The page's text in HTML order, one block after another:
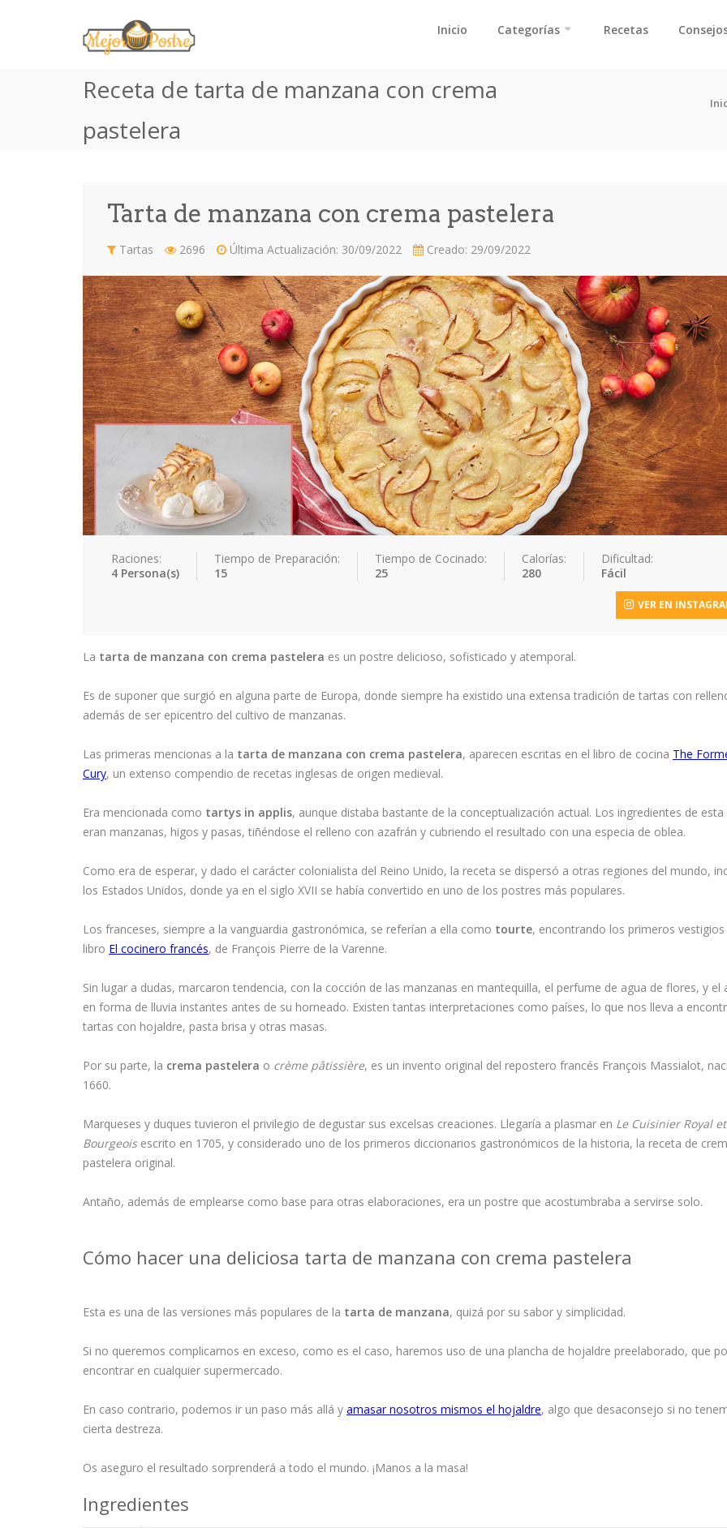
Inicio Categorías Recetas
Receta de tarta de manzana con crema
pastelera
Tarta de manzana con crema pastelera
Tartas 2696 Última Actualización: 30/09/2022 Creado: 29/09/2022
Raciones:
4 Persona(s)
Tiempo de Preparación:
15
Tiempo de Cocinado:
25
Calorías:
280
Dificultad:
Fácil
VER EN
La tarta de manzana con crema pastelera es un postre delicioso, sofisticado y atemporal.
Es de suponer que surgió en alguna parte de Europa, donde siempre ha existido una extensa tradición de tartas con
además de ser epicentro del cultivo de manzanas.
Las primeras mencionas a la tarta de manzana con crema pastelera, aparecen escritas en el libro de cocina The
Cury, un extenso compendio de recetas inglesas de origen medieval.
Era mencionada como tartys in applis, aunque distaba bastante de la conceptualización actual. Los ingredientes de esta
eran manzanas, higos y pasas, tiñéndose el relleno con azafrán y cubriendo el resultado con una especia de oblea.
Como era de esperar, y dado el carácter colonialista del Reino Unido, la receta se dispersó a otras regiones del mundo,
los Estados Unidos, donde ya en el siglo XVII se había convertido en uno de los postres más populares.
Los franceses, siempre a la vanguardia gastronómica, se referían a ella como tourte, encontrando los primeros vestigios
libro El cocinero francés, de François Pierre de la Varenne.
Sin lugar a dudas, marcaron tendencia, con la cocción de las manzanas en mantequilla, el perfume de agua de flores, y el
en forma de lluvia instantes antes de su horneado. Existen tantas interpretaciones como países, lo que nos lleva a
tartas con hojaldre, pasta brisa y otras masas.
Por su parte, la crema pastelera o crème pâtissière, es un invento original del repostero francés François Massialot,
1660.
Marqueses y duques tuvieron el privilegio de degustar sus excelsas creaciones. Llegaría a plasmar en Le Cuisinier Royal et
Bourgeoisescrito en 1705, y considerado uno de los primeros diccionarios gastronómicos de la historia, la receta de
pastelera original.
Antaño, además de emplearse como base para otras elaboraciones, era un postre que acostumbraba a servirse solo.
Cómo hacer una deliciosa tarta de manzana con crema pastelera
Esta es una de las versiones más populares de la tarta de manzana, quizá por su sabor y simplicidad.
Si no queremos complicarnos en exceso, como es el caso, haremos uso de una plancha de hojaldre preelaborado, que
encontrar en cualquier supermercado.
En caso contrario, podemos ir un paso más allá y amasar nosotros mismos el hojaldre, algo que desaconsejo si no
cierta destreza.
Os aseguro el resultado sorprenderá a todo el mundo. ¡Manos a la masa!
Ingredientes